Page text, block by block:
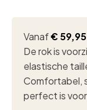
Vanaf€ 59,95
De rok is
elastische
Comfortabel,
perfect is